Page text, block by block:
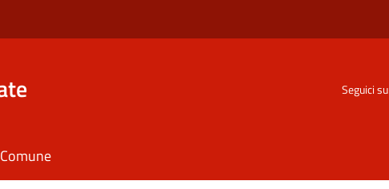
Seguici su